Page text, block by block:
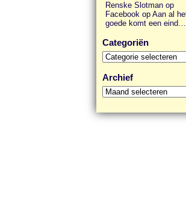
Renske Slotman op
Facebook op Aan al
goede komt een eind…
Categoriën
Categoriën
Archief
Archief